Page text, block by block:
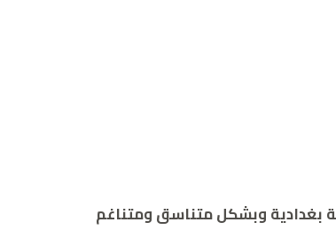
بغدادية وبشكل متناسق ومتناغم